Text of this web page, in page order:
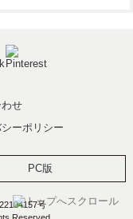
せ
ーポリシー
PC版
号